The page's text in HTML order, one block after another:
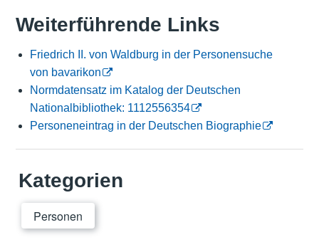
Weiterführende Links
Friedrich II. von Waldburg in der Personensuche
von bavarikon
Normdatensatz im Katalog der Deutschen
Nationalbibliothek: 1112556354
Personeneintrag in der Deutschen Biographie
Kategorien
Personen